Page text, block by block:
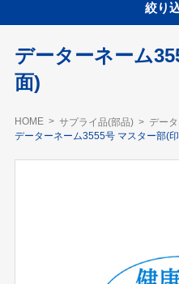
絞り
データーネーム
面)
HOME サプライ品(部品)
デー
データーネーム3555号 マスター部(